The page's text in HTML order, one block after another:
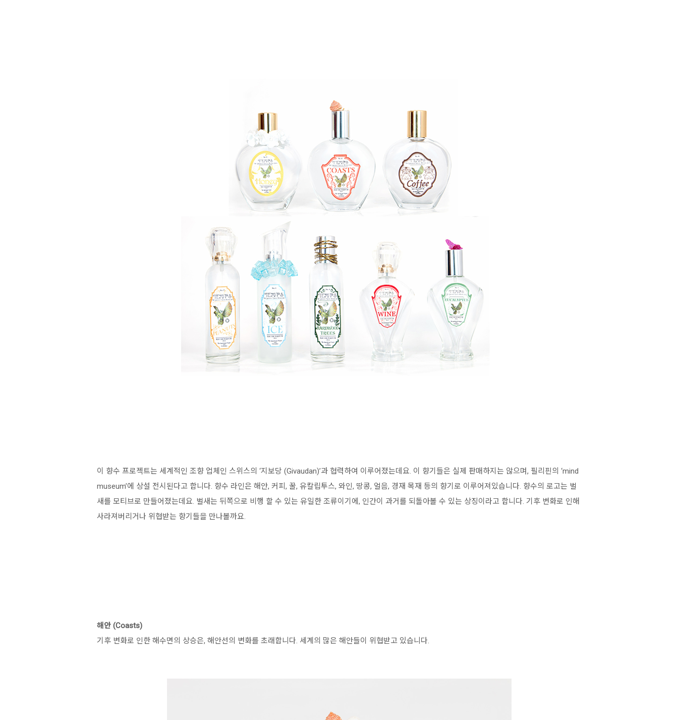
이 향수 프로젝트는 세계적인 조향 업체인 스위스의 ‘지보당 (Givaudan)’과 협력하여 이루어졌는데요. 이 향기들은 실제 판매하지는 않으며, 필리핀의 ‘mind
museum’에 상설 전시된다고 합니다. 향수 라인은 해안, 커피, 꿀, 유칼립투스, 와인, 땅콩, 얼음, 경재 목재 등의 향기로 이루어져있습니다. 향수의 로고는 벌
새를 모티브로 만들어졌는데요. 벌새는 뒤쪽으로 비행 할 수 있는 유일한 조류이기에, 인간이 과거를 되돌아볼 수 있는 상징이라고 합니다. 기후 변화로 인해
사라져버리거나 위협받는 향기들을 만나볼까요.
해안 (Coasts)
기후 변화로 인한 해수면의 상승은, 해안선의 변화를 초래합니다. 세계의 많은 해안들이 위협받고 있습니다.